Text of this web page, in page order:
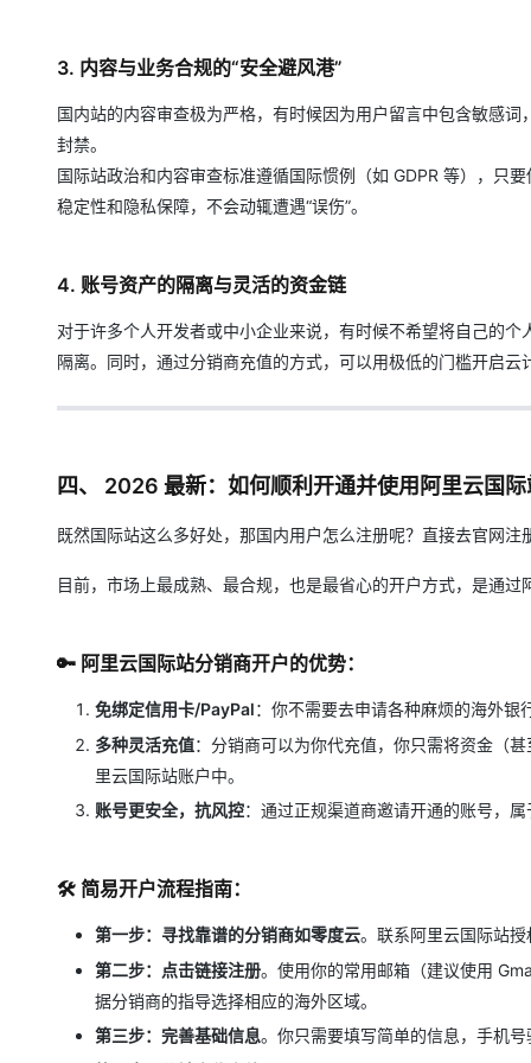
3. 内容与业务合规的“安全避风港”
国内站的内容审查极为严格，有时候因为用户留言中包含敏感
封禁。
国际站政治和内容审查标准遵循国际惯例（如 GDPR 等），只
稳定性和隐私保障，不会动辄遭遇“误伤”。
4. 账号资产的隔离与灵活的资金链
对于许多个人开发者或中小企业来说，有时候不希望将自己的
隔离。同时，通过分销商充值的方式，可以用极低的门槛开启
四、 2026 最新：如何顺利开通并使用阿里云国
既然国际站这么多好处，那国内用户怎么注册呢？直接去官网注
目前，市场上最成熟、最合规，也是最省心的开户方式，是通
🔑 阿里云国际站分销商开户的优势：
免绑定信用卡/PayPal：你不需要去申请各种麻烦的海外银
多种灵活充值：分销商可以为你代充值，你只需将资金（
里云国际站账户中。
账号更安全，抗风控：通过正规渠道商邀请开通的账号，
🛠 简易开户流程指南：
第一步：寻找靠谱的分销商如零度云。联系阿里云国际站
第二步：点击链接注册。使用你的常用邮箱（建议使用
据分销商的指导选择相应的海外区域。
第三步：完善基础信息。你只需要填写简单的信息，手机